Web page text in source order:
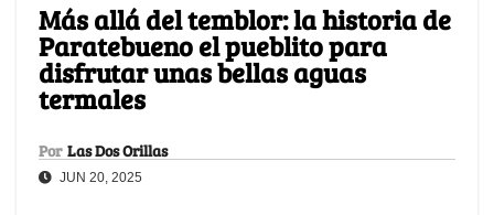
Más allá del temblor: la historia de
Paratebueno el pueblito para
disfrutar unas bellas aguas
termales
Por Las Dos Orillas
JUN 20, 2025